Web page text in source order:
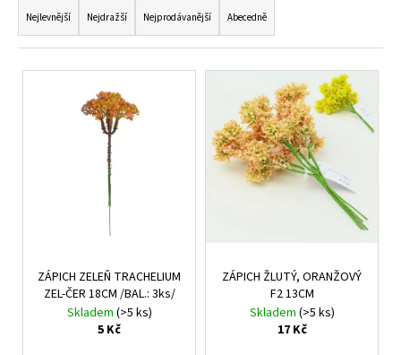
a
z
e
Nejlevnější Nejdražší Nejprodávanější Abecedně
V
ZÁPICH ZELEŇ TRACHELIUM
ZEL-ČER 18CM /BAL.: 3ks/
Skladem (>5 ks)
5 Kč
ZÁPICH ŽLUTÝ, ORANŽOVÝ
F2 13CM
Skladem (>5 ks)
17 Kč
a
j
í